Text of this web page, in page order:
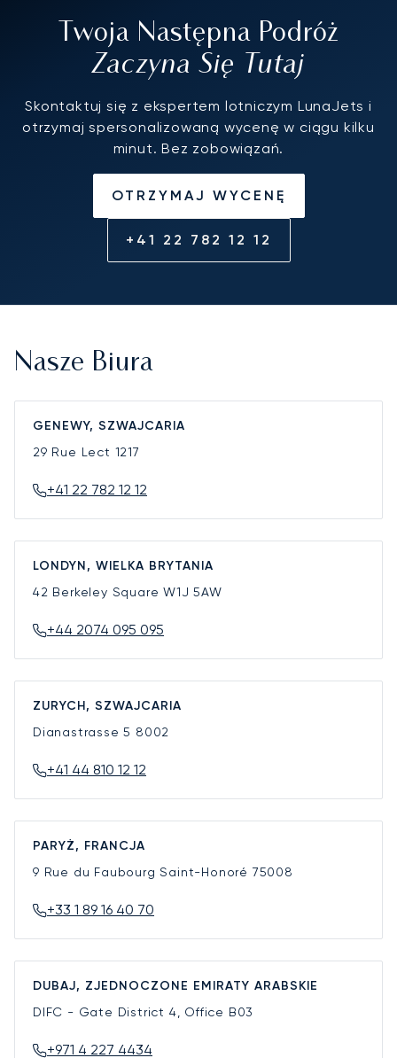
Twoja Następna Podróż
Zaczyna Się Tutaj
Skontaktuj się z ekspertem lotniczym LunaJets i
otrzymaj spersonalizowaną wycenę w ciągu kilku
minut. Bez zobowiązań.
OTRZYMAJ WYCENĘ
+41 22 782 12 12
Nasze Biura
GENEWY, SZWAJCARIA
29 Rue Lect 1217
+41 22 782 12 12
LONDYN, WIELKA BRYTANIA
42 Berkeley SquareW1J 5AW
+44 2074 095 095
ZURYCH, SZWAJCARIA
Dianastrasse 5 8002
+41 44 810 12 12
PARYŻ, FRANCJA
9 Rue du Faubourg Saint-Honoré 75008
+33 1 89 16 40 70
DUBAJ, ZJEDNOCZONE EMIRATY ARABSKIE
DIFC - Gate District 4, Office B03
+971 4 227 4434